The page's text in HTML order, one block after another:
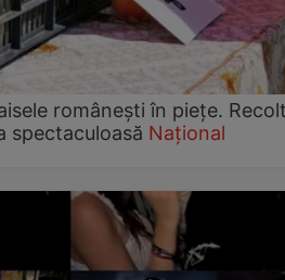
românești în piețe.
spectaculoasă Național